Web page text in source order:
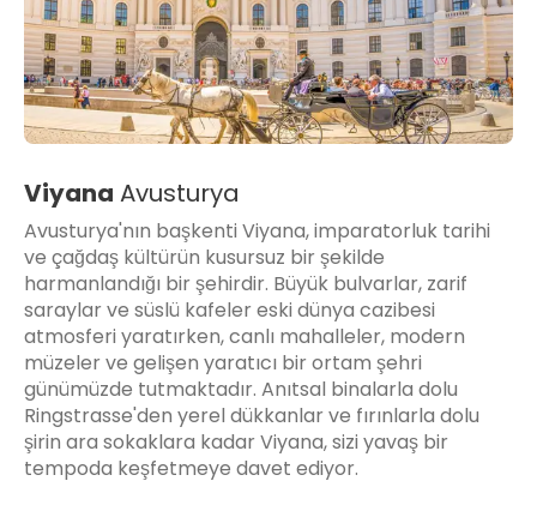
Viyana Avusturya
Avusturya'nın başkenti Viyana, imparatorluk tarihi
ve çağdaş kültürün kusursuz bir şekilde
harmanlandığı bir şehirdir. Büyük bulvarlar, zarif
saraylar ve süslü kafeler eski dünya cazibesi
atmosferi yaratırken, canlı mahalleler, modern
müzeler ve gelişen yaratıcı bir ortam şehri
günümüzde tutmaktadır. Anıtsal binalarla dolu
Ringstrasse'den yerel dükkanlar ve fırınlarla dolu
şirin ara sokaklara kadar Viyana, sizi yavaş bir
tempoda keşfetmeye davet ediyor.